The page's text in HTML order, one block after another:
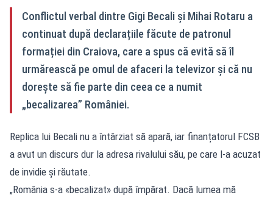
Conflictul verbal dintre Gigi Becali și Mihai Rotaru a
continuat după declarațiile făcute de patronul
formației din Craiova, care a spus că evită să îl
urmărească pe omul de afaceri la televizor și că nu
dorește să fie parte din ceea ce a numit
„becalizarea” României.
Replica lui Becali nu a întârziat să apară, iar finanțatorul FCSB
a avut un discurs dur la adresa rivalului său, pe care l-a acuzat
de invidie și răutate.
„România s-a «becalizat» după împărat. Dacă lumea mă